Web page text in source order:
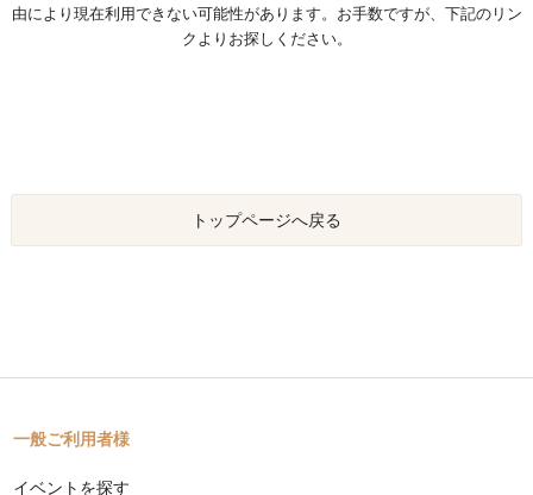
由により現在利用できない可能性があります。お手数ですが、下記のリン
クよりお探しください。
トップページへ戻る
一般ご利用者様
イベントを探す